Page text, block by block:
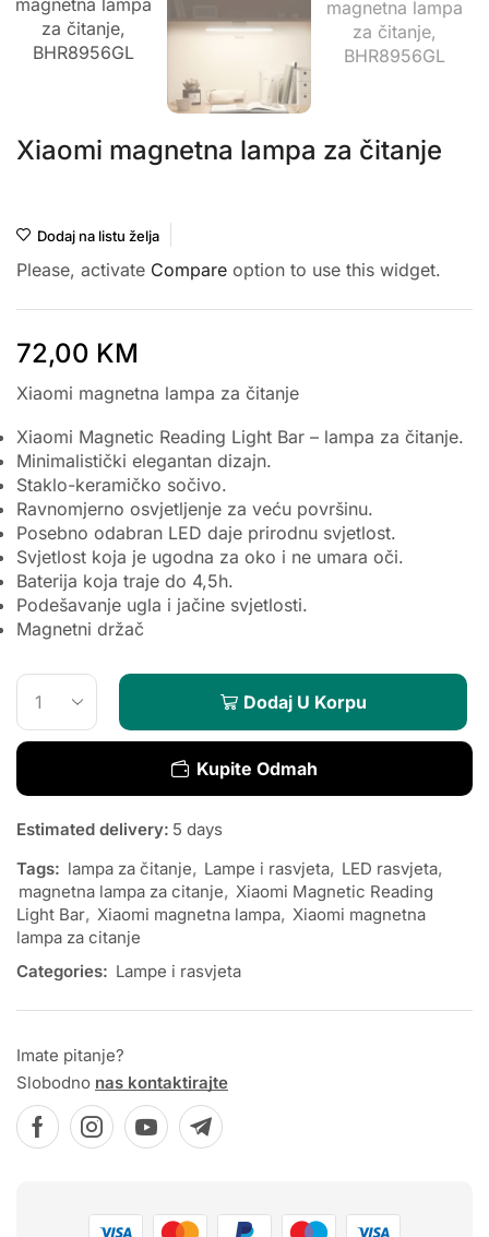
Xiaomi magnetna lampa za čitanje
Dodaj na listu želja
Please, activate Compare option to use this widget.
72,00 KM
Xiaomi magnetna lampa za čitanje
Xiaomi Magnetic Reading Light Bar – lampa za čitanje.
Minimalistički elegantan dizajn.
Staklo-keramičko sočivo.
Ravnomjerno osvjetljenje za veću površinu.
Posebno odabran LED daje prirodnu svjetlost.
Svjetlost koja je ugodna za oko i ne umara oči.
Baterija koja traje do 4,5h.
Podešavanje ugla i jačine svjetlosti.
Magnetni držač
Dodaj U Korpu
Kupite Odmah
Estimated delivery: 5 days
Tags: lampa za čitanje, Lampe i rasvjeta, LED rasvjeta,
magnetna lampa za citanje, Xiaomi Magnetic Reading
Light Bar, Xiaomi magnetna lampa, Xiaomi magnetna
lampa za citanje
Categories: Lampe i rasvjeta
Imate pitanje?
Slobodno nas kontaktirajte